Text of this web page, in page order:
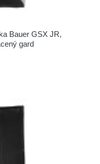
Bauer GSX JR,
gard